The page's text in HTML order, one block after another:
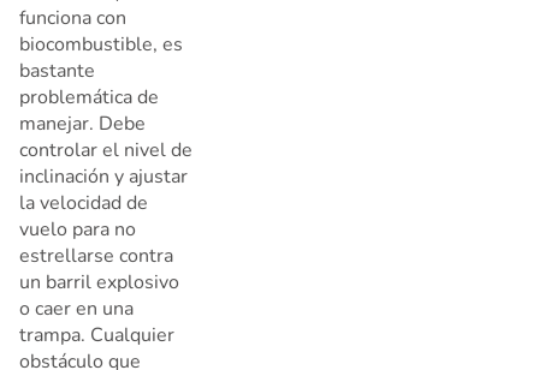
funciona con
biocombustible, es
bastante
problemática de
manejar. Debe
controlar el nivel de
inclinación y ajustar
la velocidad de
vuelo para no
estrellarse contra
un barril explosivo
o caer en una
trampa. Cualquier
obstáculo que